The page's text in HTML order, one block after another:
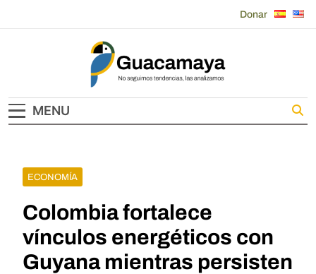
Donar
Guacamaya
MENU
ECONOMÍA
Colombia fortalece
vínculos energéticos con
Guyana mientras persisten